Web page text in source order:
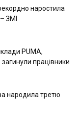
наростила
ЗМІ
PUMA,
загинули працівники
народила третю